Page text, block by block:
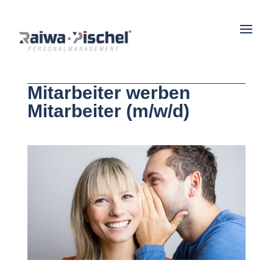
Mitarbeiter werben
Mitarbeiter (m/w/d)